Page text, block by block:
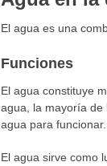
El agua es una
Funciones
El agua constituye
agua, la mayoría de
agua para funcionar.
El agua sirve como